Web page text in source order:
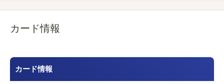
カード情報
カード情報